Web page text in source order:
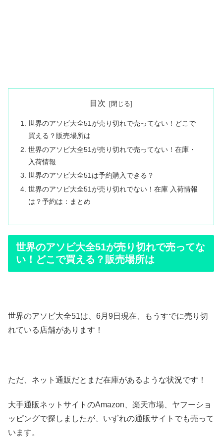
目次
世界のアソビ大全51が売り切れで売ってない！どこで
買える？販売場所は
世界のアソビ大全51が売り切れで売ってない！在庫・
入荷情報
世界のアソビ大全51は予約購入できる？
世界のアソビ大全51が売り切れでない！在庫 入荷情報
は？予約は：まとめ
世界のアソビ大全51が売り切れで売ってな
い！どこで買える？販売場所は
世界のアソビ大全51は、6月9日現在、もうすでに売り切
れている店舗があります！
ただ、ネット通販だとまだ在庫があるような状況です！
大手通販ネットサイトのAmazon、楽天市場、ヤフーショ
ッピングで探しましたが、いずれの通販サイトでも売って
います。